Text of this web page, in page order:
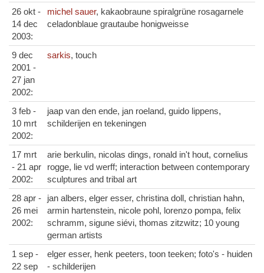
26 okt -
14 dec
2003:
michel sauer, kakaobraune spiralgrüne rosagarnele
celadonblaue grautaube honigweisse
9 dec
2001 -
27 jan
2002:
sarkis, touch
3 feb -
10 mrt
2002:
jaap van den ende, jan roeland, guido lippens,
schilderijen en tekeningen
17 mrt
- 21 apr
2002:
arie berkulin, nicolas dings, ronald in't hout, cornelius
rogge, lie vd werff; interaction between contemporary
sculptures and tribal art
28 apr -
26 mei
2002:
jan albers, elger esser, christina doll, christian hahn,
armin hartenstein, nicole pohl, lorenzo pompa, felix
schramm, sigune siévi, thomas zitzwitz; 10 young
german artists
1 sep -
22 sep
elger esser, henk peeters, toon teeken; foto's - huiden
- schilderijen